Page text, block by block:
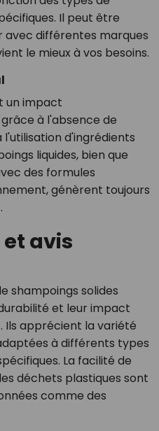
Il peut être
avec différentes marques
le mieux à vos besoins.
un impact
à l'absence de
d'ingrédients
liquides, bien que
des formules
génèrent toujours
avis
shampoings solides
et leur impact
Ils apprécient la variété
à différents types
La facilité de
déchets plastiques sont
comme des